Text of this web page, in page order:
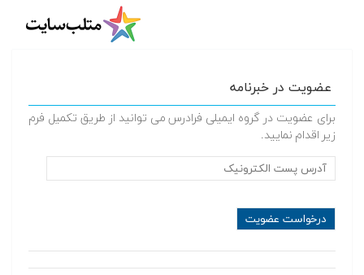
عضویت در خبرنامه
برای عضویت در گروه ایمیلی فرادرس می توانید از طریق تکمیل فرم
زیر اقدام نمایید.